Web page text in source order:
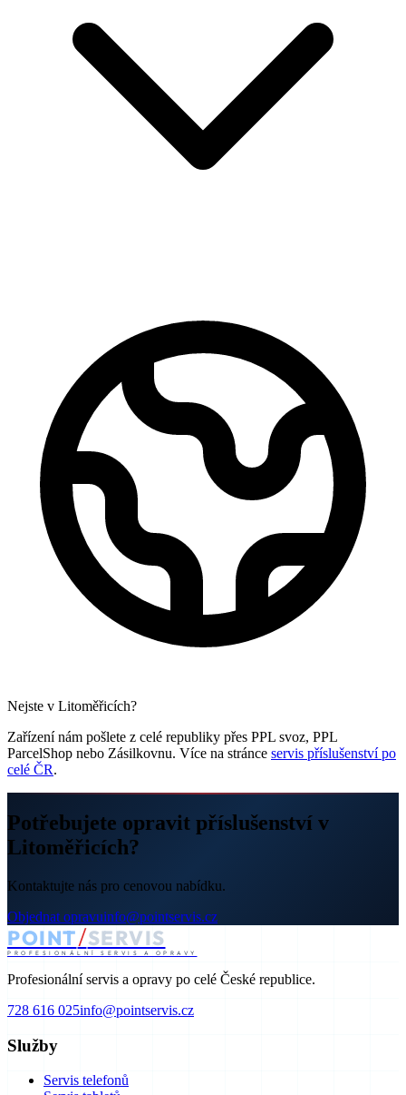
Nejste v Litoměřicích?
Zařízení nám pošlete z celé republiky přes PPL svoz, PPL
ParcelShop nebo Zásilkovnu. Více na stránce servis příslušenství po
celé ČR.
Potřebujete opravit příslušenství v
Litoměřicích?
Kontaktujte nás pro cenovou nabídku.
Objednat opravuinfo@pointservis.cz
POINT/SERVIS
PROFESIONÁLNÍ SERVIS A OPRAVY
Profesionální servis a opravy po celé České republice.
728 616 025info@pointservis.cz
Služby
Servis telefonů